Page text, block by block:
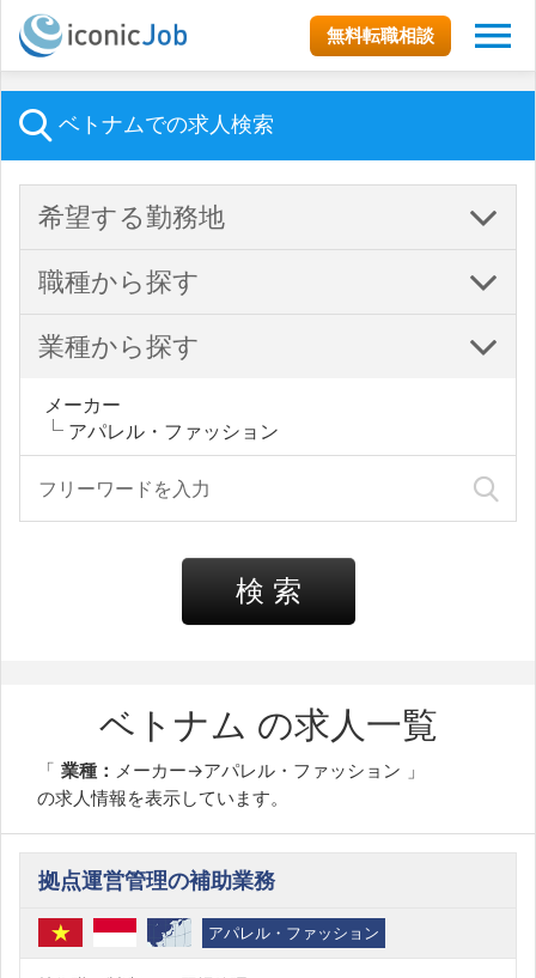
無料転職相談
ベトナムでの求人検索
希望する勤務地
職種から探す
業種から探す
メーカー
アパレル・ファッション
検 索
ベトナム の求人一覧
業種： メーカー→アパレル・ファッション
の求人情報を表示しています。
拠点運営管理の補助業務
アパレル・ファッション